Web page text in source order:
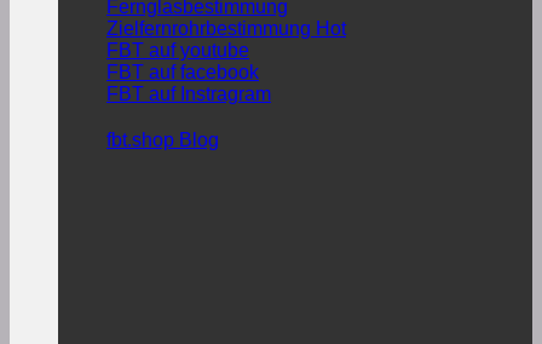
Fernglasbestimmung
Zielfernrohrbestimmung
FBT auf youtube
FBT auf facebook
FBT auf Instragram
fbt.shop Blog